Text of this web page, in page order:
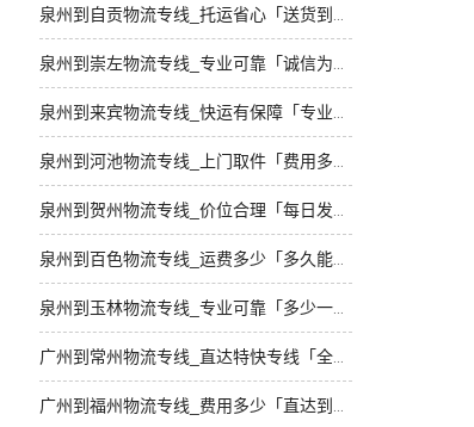
泉州到自贡物流专线_托运省心「送货到门」
泉州到崇左物流专线_专业可靠「诚信为先」
泉州到来宾物流专线_快运有保障「专业可靠」
泉州到河池物流专线_上门取件「费用多少」
泉州到贺州物流专线_价位合理「每日发车」
泉州到百色物流专线_运费多少「多久能到」
泉州到玉林物流专线_专业可靠「多少一方」
广州到常州物流专线_直达特快专线「全境到达」
广州到福州物流专线_费用多少「直达到站」